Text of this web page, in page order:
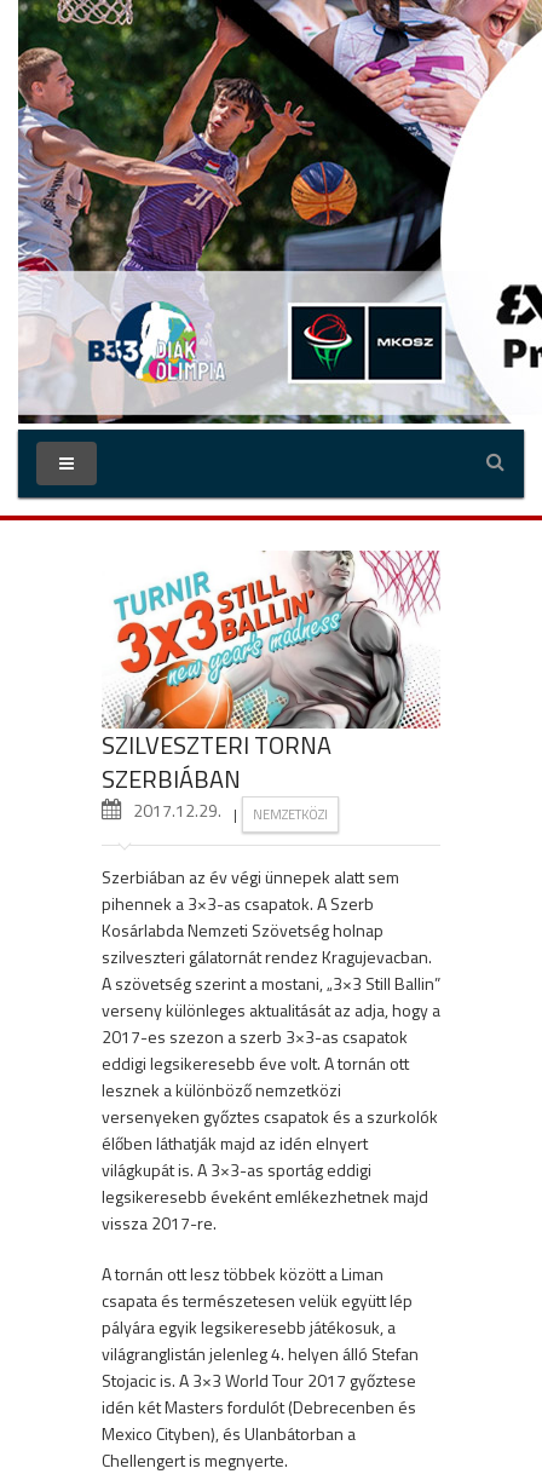
SZILVESZTERI TORNA
SZERBIÁBAN
2017.12.29. | NEMZETKÖZI
Szerbiában az év végi ünnepek alatt sem
pihennek a 3×3-as csapatok. A Szerb
Kosárlabda Nemzeti Szövetség holnap
szilveszteri gálatornát rendez Kragujevacban.
A szövetség szerint a mostani, „3×3 Still Ballin”
verseny különleges aktualitását az adja, hogy a
2017-es szezon a szerb 3×3-as csapatok
eddigi legsikeresebb éve volt. A tornán ott
lesznek a különböző nemzetközi
versenyeken győztes csapatok és a szurkolók
élőben láthatják majd az idén elnyert
világkupát is. A 3×3-as sportág eddigi
legsikeresebb éveként emlékezhetnek majd
vissza 2017-re.
A tornán ott lesz többek között a Liman
csapata és természetesen velük együtt lép
pályára egyik legsikeresebb játékosuk, a
világranglistán jelenleg 4. helyen álló Stefan
Stojacic is. A 3×3 World Tour 2017 győztese
idén két Masters fordulót (Debrecenben és
Mexico Cityben), és Ulanbátorban a
Chellengert is megnyerte.